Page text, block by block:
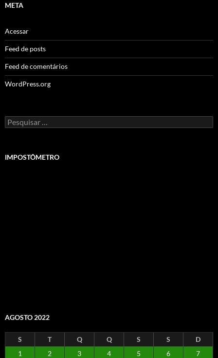
META
Acessar
Feed de posts
Feed de comentários
WordPress.org
Pesquisar
por:
IMPOSTÔMETRO
AGOSTO 2022
S T Q Q S S
D
1
2 3 4 5 6
7